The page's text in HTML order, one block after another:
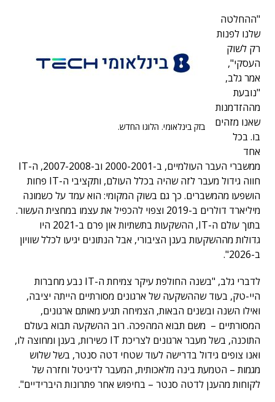
בזק בינלאומי. הלוגו החדש.
"ההחלטה
שלנו לפנות
רק לשוק
העסקי",
אמר גלב,
"נובעת
מההזדמנות
שאנו מזהים
בו. בכל
אחד
ממשברי העבר העולמיים, ב-2000-2001 וב-2007-2008, ה-IT
חווה גידול מעבר לזה שהיה בכלל העולם, ותקציבי ה-IT פחות
הושפעו מהמשברים. כך גם בשוק המקומי: הוא עמד על כשמונה
מיליארד דולרים ב-2019 וצפוי להכפיל את עצמו במחצית העשור.
בתוך עולם ה-IT, ההשקעות בתשתיות און פרם ב-2021 היו
גדולות מההשקעות בענן הציבורי, אבל הנתונים יגיעו לכלל שוויון
ב-2026".
לדברי גלב, "בשנה החולפת עיקר צמיחת ה-IT נבע מחברות
היי-טק, בעוד שההשקעה של ארגונים מסורתיים הייתה יציבה,
ואילו השנה ובשנים הבאות, הצמיחה תגיע מאותם ארגונים,
המסורתיים – משם תבוא המהפכה. רוב ההשקעה תבוא בעולם
התוכנה, בשל מעבר ארגונים לצריכת IT כשירות, בענן ומחוצה לו,
ואנו צופים גידול בדרישה לעוד שטחי דטה סנטר, בשל שלוש
מגמות – הטמעת בינה מלאכותית, המעבר לדיגיטל וחזרה של
לקוחות מהענן לדטה סנטר – בחיפוש אחר פתרונות היברידיים".